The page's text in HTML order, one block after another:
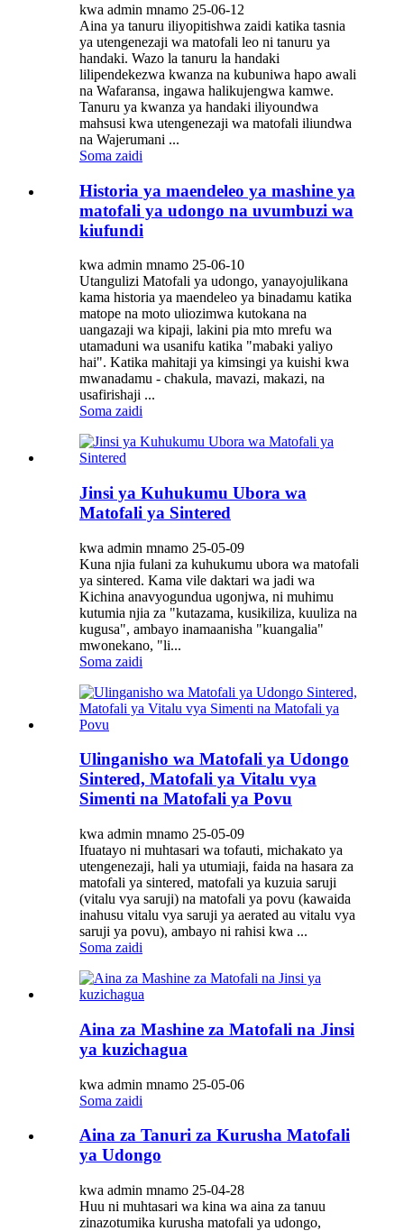
kwa admin mnamo 25-06-12
Aina ya tanuru iliyopitishwa zaidi katika tasnia
ya utengenezaji wa matofali leo ni tanuru ya
handaki. Wazo la tanuru la handaki
lilipendekezwa kwanza na kubuniwa hapo awali
na Wafaransa, ingawa halikujengwa kamwe.
Tanuru ya kwanza ya handaki iliyoundwa
mahsusi kwa utengenezaji wa matofali iliundwa
na Wajerumani ...
Soma zaidi
Historia ya maendeleo ya mashine ya
matofali ya udongo na uvumbuzi wa
kiufundi
kwa admin mnamo 25-06-10
Utangulizi Matofali ya udongo, yanayojulikana
kama historia ya maendeleo ya binadamu katika
matope na moto uliozimwa kutokana na
uangazaji wa kipaji, lakini pia mto mrefu wa
utamaduni wa usanifu katika "mabaki yaliyo
hai". Katika mahitaji ya kimsingi ya kuishi kwa
mwanadamu - chakula, mavazi, makazi, na
usafirishaji ...
Soma zaidi
Jinsi ya Kuhukumu Ubora wa
Matofali ya Sintered
kwa admin mnamo 25-05-09
Kuna njia fulani za kuhukumu ubora wa matofali
ya sintered. Kama vile daktari wa jadi wa
Kichina anavyogundua ugonjwa, ni muhimu
kutumia njia za "kutazama, kusikiliza, kuuliza na
kugusa", ambayo inamaanisha "kuangalia"
mwonekano, "li...
Soma zaidi
Ulinganisho wa Matofali ya Udongo
Sintered, Matofali ya Vitalu vya
Simenti na Matofali ya Povu
kwa admin mnamo 25-05-09
Ifuatayo ni muhtasari wa tofauti, michakato ya
utengenezaji, hali ya utumiaji, faida na hasara za
matofali ya sintered, matofali ya kuzuia saruji
(vitalu vya saruji) na matofali ya povu (kawaida
inahusu vitalu vya saruji ya aerated au vitalu vya
saruji ya povu), ambayo ni rahisi kwa ...
Soma zaidi
Aina za Mashine za Matofali na Jinsi
ya kuzichagua
kwa admin mnamo 25-05-06
Soma zaidi
Aina za Tanuri za Kurusha Matofali
ya Udongo
kwa admin mnamo 25-04-28
Huu ni muhtasari wa kina wa aina za tanuu
zinazotumika kurusha matofali ya udongo,